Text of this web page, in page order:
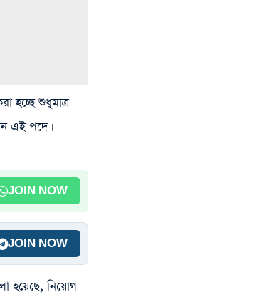
হচ্ছে শুধুমাত্র
এই পদে।
JOIN NOW
JOIN NOW
হয়েছে, নিয়োগ